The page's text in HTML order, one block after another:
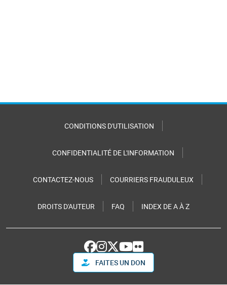
CONDITIONS D'UTILISATION
CONFIDENTIALITÉ DE L'INFORMATION
CONTACTEZ-NOUS COURRIERS FRAUDULEUX
DROITS D'AUTEUR FAQ INDEX DE A À Z
FAITES UN DON